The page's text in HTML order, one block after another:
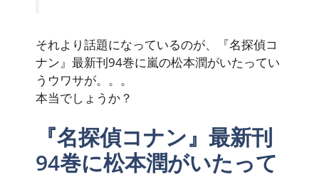
それより話題になっているのが、『名探偵コ
ナン』最新刊94巻に嵐の松本潤がいたってい
うウワサが。。。
本当でしょうか？
『名探偵コナン』最新刊
94巻に松本潤がいたって